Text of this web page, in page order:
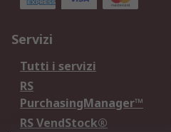
Servizi
Tutti i servizi
RS
PurchasingManager™
RS VendStock®